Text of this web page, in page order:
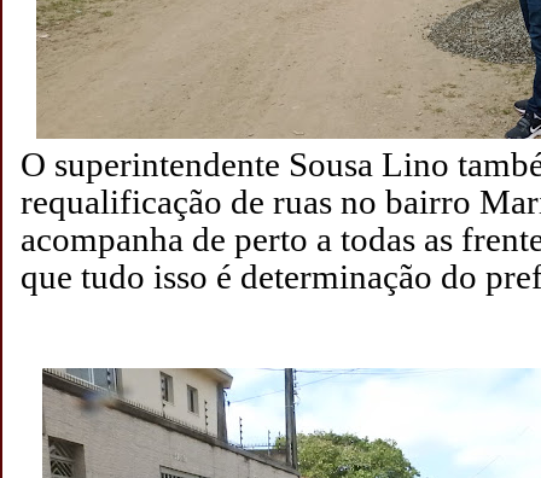
O superintendente Sousa Lino
requalificação de ruas no bairro
acompanha de perto a todas as
que tudo isso é determinação do